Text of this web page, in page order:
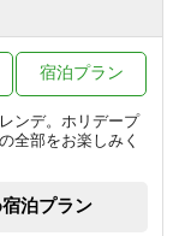
到着でも安心♪２
ン可能の朝食付き
食事はつかない分
ィブに動きたい
まりプラン！
ンデ。ホリデープ
全部をお楽しみく
宿泊プラン
泊プラン